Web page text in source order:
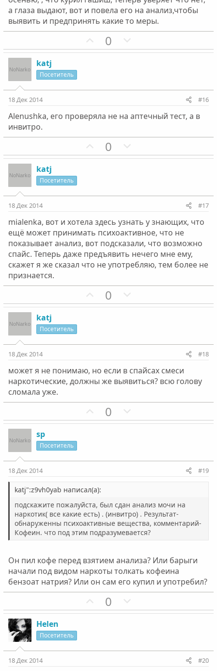
л
о
с
л
о
с
а глаза выдают, вот и повела его на анализ,чтобы
выявить и предпринять какие то меры.
П
о
т
н
ы
г
0
е
т
н
ы
г
katj
Посетитель
18 Дек 2014 #16
Alenushka, его проверяла не на аптечный тест, а в
инвитро.
П
о
т
н
ы
й
г
л
с
0
е
т
н
ы
й
г
л
с
katj
Посетитель
18 Дек 2014 #17
mialenka, вот и хотела здесь узнать у знающих, что
ещё может принимать психоактивное, что не
показывает анализ, вот подсказали, что возможно
спайс. Теперь даже предъявить нечего мне ему,
скажет я же сказал что не употребляю, тем более не
признается.
П
о
т
н
ы
й
о
с
0
е
т
н
ы
й
о
с
katj
Посетитель
18 Дек 2014 #18
может я не понимаю, но если в спайсах смеси
наркотические, должны же выявиться? всю голову
сломала уже.
П
о
т
н
ы
й
г
о
о
с
0
е
т
ы
й
г
о
о
с
sp
Посетитель
18 Дек 2014 #19
katj":z9vh0yab написал(а):
подскажите пожалуйста, был сдан анализ мочи на
наркотик( все какие есть) . (инвитро) . Результат-
обнаруженны психоактивные вещества, комментарий-
Кофеин. что под этим подразумевается?
Он пил кофе перед взятием анализа? Или барыги
начали под видом наркоты толкать кофеина
бензоат натрия? Или он сам его купил и употребил?
П
о
т
0
е
т
Helen
Посетитель
18 Дек 2014 #20